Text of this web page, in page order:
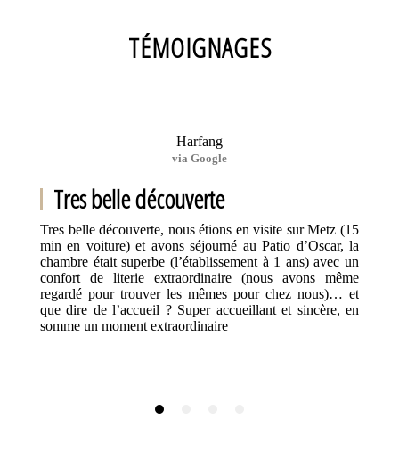
TÉMOIGNAGES
Harfang
via Google
Tres belle découverte
Tres belle découverte, nous étions en visite sur Metz (15
min en voiture) et avons séjourné au Patio d’Oscar, la
chambre était superbe (l’établissement à 1 ans) avec un
confort de literie extraordinaire (nous avons même
regardé pour trouver les mêmes pour chez nous)… et
que dire de l’accueil ? Super accueillant et sincère, en
somme un moment extraordinaire